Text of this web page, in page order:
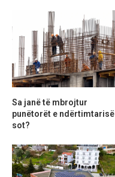
Sa janë të mbrojtur
punëtorët e ndërtimtarisë
sot?